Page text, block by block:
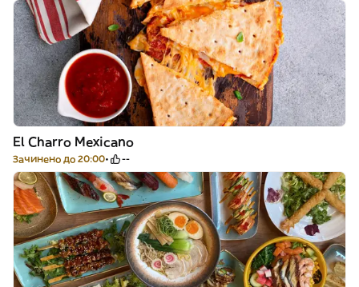
El Charro Mexicano
Зачинено до 20:00 --